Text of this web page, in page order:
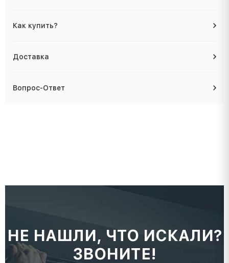
Как купить?
Доставка
Вопрос-Ответ
НЕ НАШЛИ, ЧТО ИСКАЛИ?
ЗВОНИТЕ!